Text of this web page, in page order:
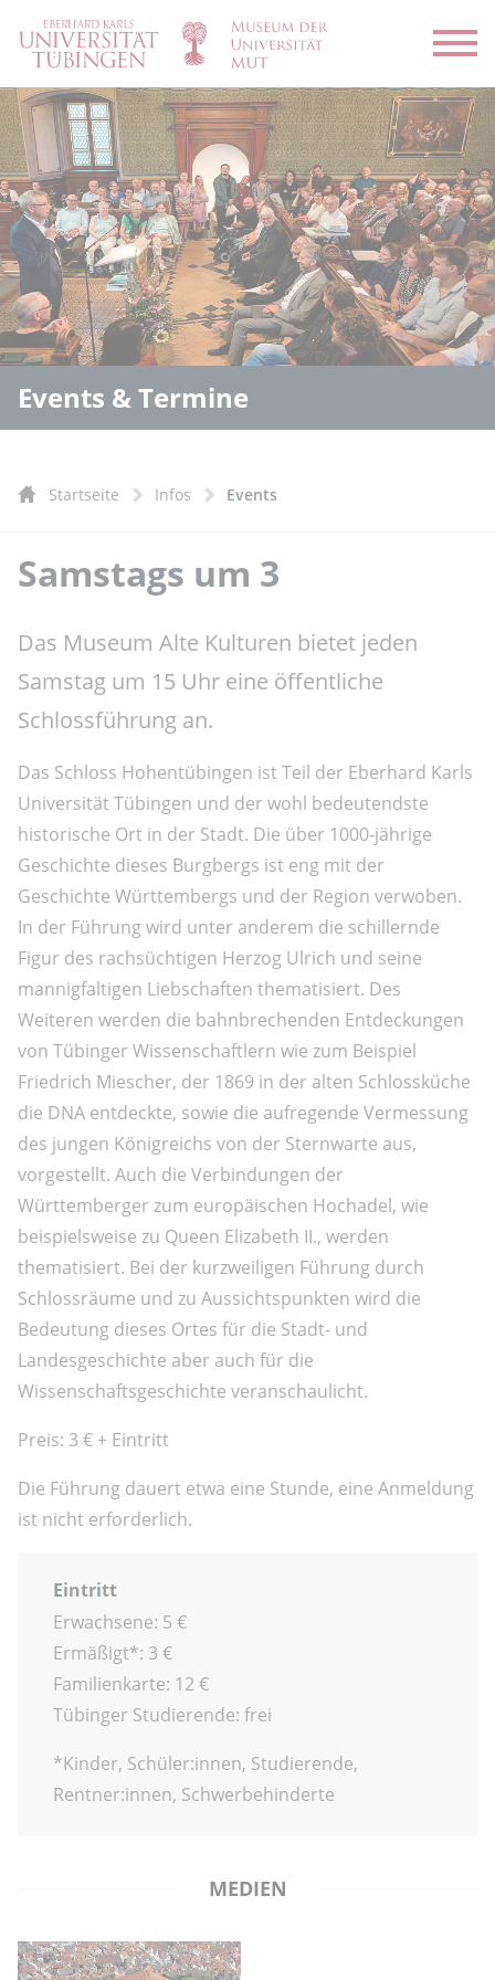
Events & Termine
Startseite Infos Events
Samstags um 3
Das Museum Alte Kulturen bietet jeden
Samstag um 15 Uhr eine öffentliche
Schlossführung an.
Das Schloss Hohentübingen ist Teil der Eberhard Karls
Universität Tübingen und der wohl bedeutendste
historische Ort in der Stadt. Die über 1000-jährige
Geschichte dieses Burgbergs ist eng mit der
Geschichte Württembergs und der Region verwoben.
In der Führung wird unter anderem die schillernde
Figur des rachsüchtigen Herzog Ulrich und seine
mannigfaltigen Liebschaften thematisiert. Des
Weiteren werden die bahnbrechenden Entdeckungen
von Tübinger Wissenschaftlern wie zum Beispiel
Friedrich Miescher, der 1869 in der alten Schlossküche
die DNA entdeckte, sowie die aufregende Vermessung
des jungen Königreichs von der Sternwarte aus,
vorgestellt. Auch die Verbindungen der
Württemberger zum europäischen Hochadel, wie
beispielsweise zu Queen Elizabeth II., werden
thematisiert. Bei der kurzweiligen Führung durch
Schlossräume und zu Aussichtspunkten wird die
Bedeutung dieses Ortes für die Stadt- und
Landesgeschichte aber auch für die
Wissenschaftsgeschichte veranschaulicht.
Preis: 3 € + Eintritt
Die Führung dauert etwa eine Stunde, eine Anmeldung
ist nicht erforderlich.
Eintritt
Erwachsene: 5 €
Ermäßigt*: 3 €
Familienkarte: 12 €
Tübinger Studierende: frei
*Kinder, Schüler:innen, Studierende,
Rentner:innen, Schwerbehinderte
MEDIEN